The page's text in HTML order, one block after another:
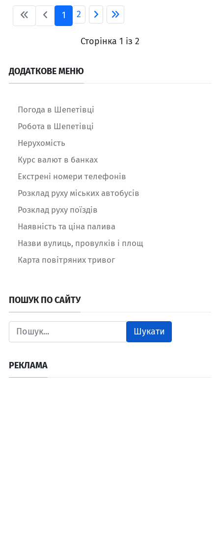
1 2
Сторінка 1 із 2
ДОДАТКОВЕ МЕНЮ
Погода в Шепетівці
Робота в Шепетівці
Нерухомість
Курс валют в банках
Екстрені номери телефонів
Розклад руху міських автобусів
Розклад руху поїздів
Наявність та ціна палива
Назви вулиць, провулків і площ
Карта повітряних тривог
ПОШУК ПО САЙТУ
Шукати
РЕКЛАМА